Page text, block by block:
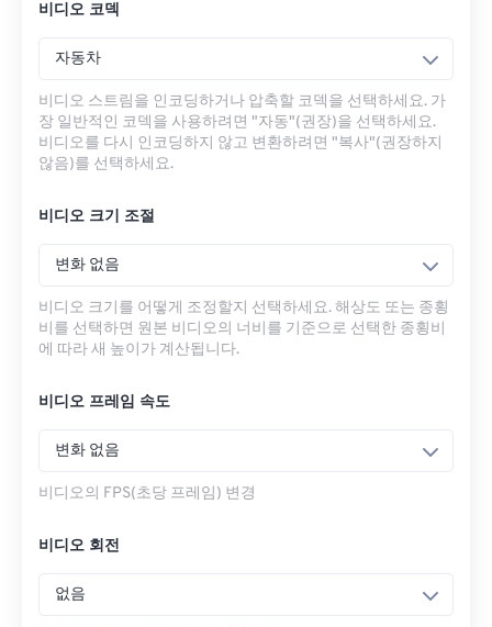
비디오 코덱
자동차
비디오 스트림을 인코딩하거나 압축할 코덱을 선택하세요. 가
장 일반적인 코덱을 사용하려면 "자동"(권장)을 선택하세요.
비디오를 다시 인코딩하지 않고 변환하려면 "복사"(권장하지
않음)를 선택하세요.
비디오 크기 조절
변화 없음
비디오 크기를 어떻게 조정할지 선택하세요. 해상도 또는 종횡
비를 선택하면 원본 비디오의 너비를 기준으로 선택한 종횡비
에 따라 새 높이가 계산됩니다.
비디오 프레임 속도
변화 없음
비디오의 FPS(초당 프레임) 변경
비디오 회전
없음